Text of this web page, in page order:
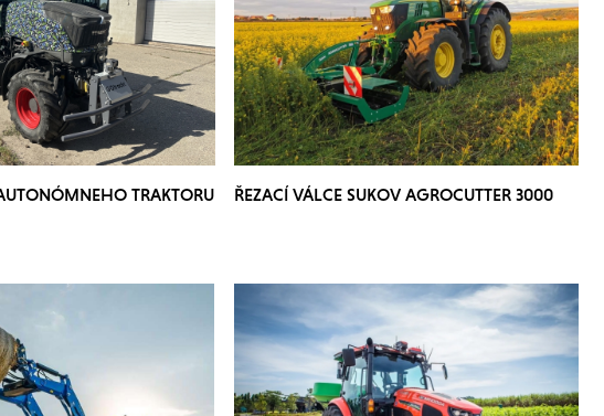
TRAKTORU
ŘEZACÍ VÁLCE SUKOV AGROCUTTER 3000